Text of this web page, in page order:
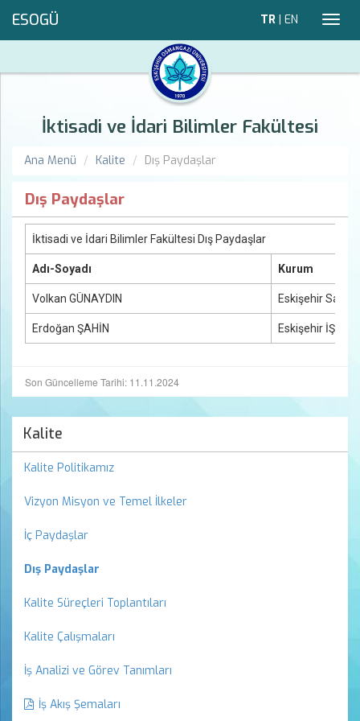
ESOGÜ TR | EN
İktisadi ve İdari Bilimler Fakültesi
Ana Menü Kalite Dış Paydaşlar
Dış Paydaşlar
İktisadi ve İdari Bilimler Fakültesi Dış Paydaşlar
Adı-Soyadı Kurum
Volkan GÜNAYDIN Eskişehir
Erdoğan ŞAHİN Eskişehir İŞKUR
Son Güncelleme Tarihi: 11.11.2024
Kalite
Kalite Politikamız
Vizyon Misyon ve Temel İlkeler
İç Paydaşlar
Dış Paydaşlar
Kalite Süreçleri Toplantıları
Kalite Çalışmaları
İş Analizi ve Görev Tanımları
İş Akış Şemaları